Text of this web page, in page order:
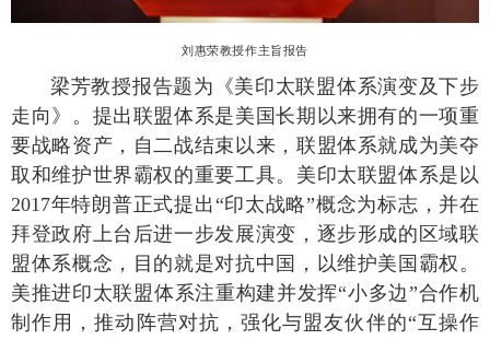
刘惠荣教授作主旨报告
梁芳教授报告题为《美印太联盟体系演变及下步
走向》。提出联盟体系是美国长期以来拥有的一项重
要战略资产，自二战结束以来，联盟体系就成为美夺
取和维护世界霸权的重要工具。美印太联盟体系是以
2017年特朗普正式提出“印太战略”概念为标志，并在
拜登政府上台后进一步发展演变，逐步形成的区域联
盟体系概念，目的就是对抗中国，以维护美国霸权。
美推进印太联盟体系注重构建并发挥“小多边”合作机
制作用，推动阵营对抗，强化与盟友伙伴的“互操作